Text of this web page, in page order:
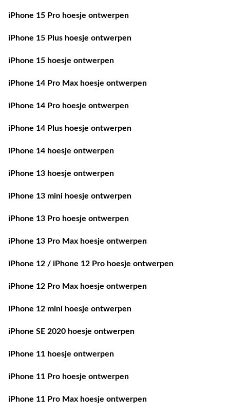
iPhone 15 Pro hoesje ontwerpen
iPhone 15 Plus hoesje ontwerpen
iPhone 15 hoesje ontwerpen
iPhone 14 Pro Max hoesje ontwerpen
iPhone 14 Pro hoesje ontwerpen
iPhone 14 Plus hoesje ontwerpen
iPhone 14 hoesje ontwerpen
iPhone 13 hoesje ontwerpen
iPhone 13 mini hoesje ontwerpen
iPhone 13 Pro hoesje ontwerpen
iPhone 13 Pro Max hoesje ontwerpen
iPhone 12 / iPhone 12 Pro hoesje ontwerpen
iPhone 12 Pro Max hoesje ontwerpen
iPhone 12 mini hoesje ontwerpen
iPhone SE 2020 hoesje ontwerpen
iPhone 11 hoesje ontwerpen
iPhone 11 Pro hoesje ontwerpen
iPhone 11 Pro Max hoesje ontwerpen